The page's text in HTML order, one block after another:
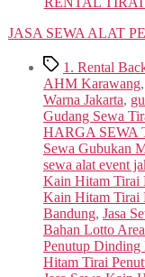
JASA SEWA ALAT
Tags1. Rental
AHM Karawang,
Warna Jakarta,
Gudang Sewa
HARGA SEWA
Sewa Gubukan
sewa alat event
Kain Hitam Tirai
Kain Hitam Tirai
Bandung, Jasa
Bahan Lotto
Penutup Dinding
Hitam Tirai